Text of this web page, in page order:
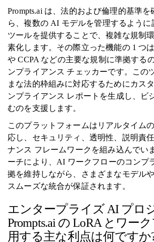
Prompts.ai は、法的および倫理的基準
ら、複数の AI モデルを管理するように
ツールを提供することで、複雑な規制
素化します。その際立った機能の 1 つ
や CCPA などの主要な規制に準拠する
ンプライアンス チェッカーです。この
まな法的枠組みに対応するためにカス
ンプライアンス レポートを生成し、ビ
むのを支援します。
このプラットフォームはリアルタイム
応し、セキュリティ、透明性、説明責
ナンス フレームワークを組み込んでい
ーチにより、AI ワークフローのコンプ
拠を維持しながら、さまざまなモデル
スムーズな統合が保証されます。
エンタープライズ AI プロ
Prompts.ai の LoRA とワー
用する主な利点は何ですか